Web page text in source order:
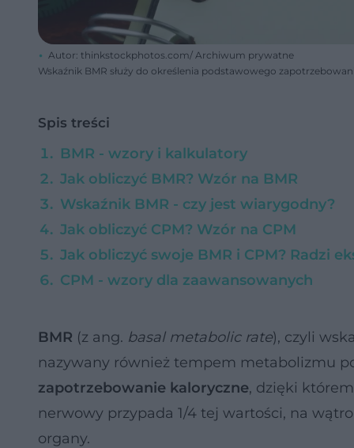
Autor: thinkstockphotos.com/ Archiwum prywatne
Wskaźnik BMR służy do określenia podstawowego
Spis treści
BMR - wzory i kalkulatory
Jak obliczyć BMR? Wzór na BMR
Wskaźnik BMR - czy jest wiarygodny?
Jak obliczyć CPM? Wzór na CPM
Jak obliczyć swoje BMR i CPM? Radzi
CPM - wzory dla zaawansowanych
BMR (z ang. basal metabolic rate), czyli
nazywany również tempem metabolizmu
zapotrzebowanie kaloryczne, dzięki
nerwowy przypada 1/4 tej wartości, na
organy.